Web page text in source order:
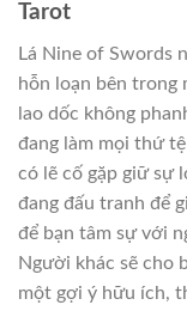
Tarot
Lá Nine of Swords
hỗn loạn bên trong
lao dốc không
đang làm mọi thứ
có lẽ cố gặp giữ sự
đang đấu tranh để
để bạn tâm sự với
Người khác sẽ cho
một gợi ý hữu ích,